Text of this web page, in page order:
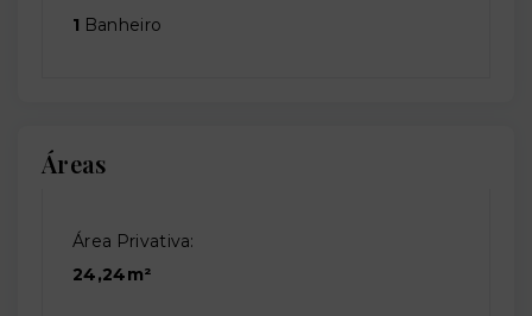
1 Banheiro
Áreas
Área Privativa:
24,24m²